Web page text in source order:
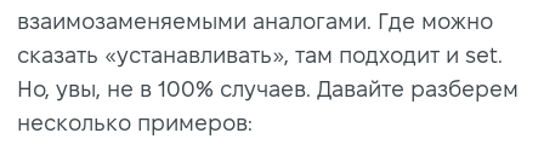
взаимозаменяемыми аналогами. Где можно
сказать «устанавливать», там подходит и set.
Но, увы, не в 100% случаев. Давайте разберем
несколько примеров: